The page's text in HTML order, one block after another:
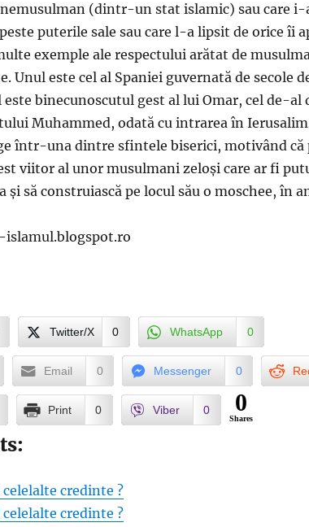
(dintr-un stat islamic) sau care i-
puterile sale sau care l-a lipsit de orice îi
exemple ale respectului arătat de
Unul este cel al Spaniei guvernată de secole
binecunoscutul gest al lui Omar, cel de-al
Muhammed, odată cu intrarea în
într-una dintre sfintele biserici, motivând că
viitor al unor musulmani zeloși care ar fi
și să construiască pe locul său o moschee, în
islamul.blogspot.ro
Twitter/X 0 WhatsApp 0
Email 0 Messenger 0
Print 0 Viber 0 0
Shares
credinte ?
credinte ?